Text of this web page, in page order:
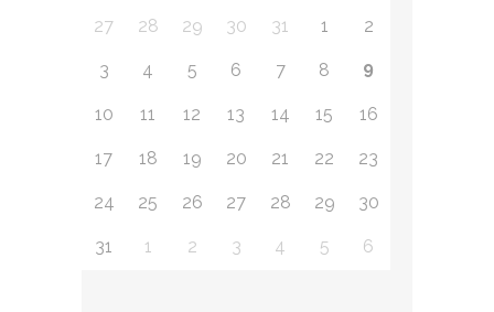
27 28 29 30 31 1 2
3 4 5 6 7 8 9
10 11 12 13 14 15 16
17 18 19 20 21 22 23
24 25 26 27 28 29 30
31 1 2 3 4 5 6